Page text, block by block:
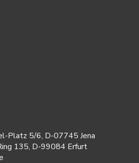
Platz 5/6, D-07745 Jena
135, D-99084 Erfurt